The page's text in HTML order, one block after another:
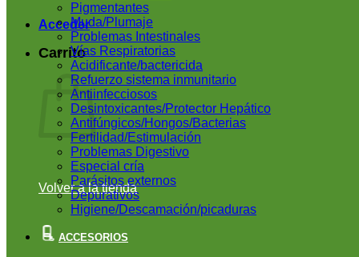
Acceder
Carrito
Volver a la tienda
Pigmentantes
Muda/Plumaje
Problemas Intestinales
Vías Respiratorias
Acidificante/bactericida
Refuerzo sistema inmunitario
Antiinfecciosos
Desintoxicantes/Protector Hepático
Antifúngicos/Hongos/Bacterias
Fertilidad/Estimulación
Problemas Digestivo
Especial cría
Parásitos externos
Depurativos
Higiene/Descamación/picaduras
ACCESORIOS